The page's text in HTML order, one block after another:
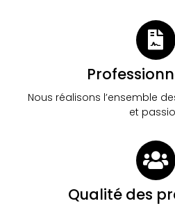
Nous réalisons l’ensemble
et
Qualité des